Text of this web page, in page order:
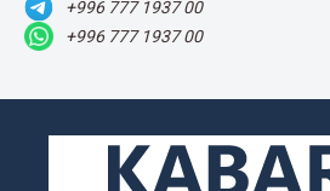
+996 777 1937 00
+996 777 1937 00